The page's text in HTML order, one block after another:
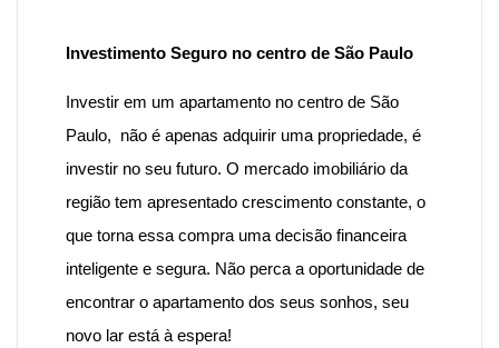
Investimento Seguro no centro de São Paulo
Investir em um apartamento no centro de São
Paulo, não é apenas adquirir uma propriedade, é
investir no seu futuro. O mercado imobiliário da
região tem apresentado crescimento constante, o
que torna essa compra uma decisão financeira
inteligente e segura. Não perca a oportunidade de
encontrar o apartamento dos seus sonhos, seu
novo lar está à espera!